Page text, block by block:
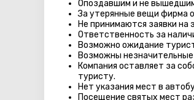
Опоздавшим и не
За утерянные вещи фирма
Не принимаются заявки на
Ответственность за
Возможно ожидание
Возможны
Компания оставляет за
туристу.
Нет указания мест в
Посещение святых мест